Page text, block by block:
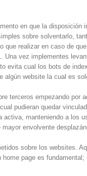
en que la
sobre solventarlo,
realizar en caso de
vez implementes
evita cual los bots de
website la cual es
terceros empezando por
pudieran quedar
manteniendo a los
envolvente
sobre los websites.
page es